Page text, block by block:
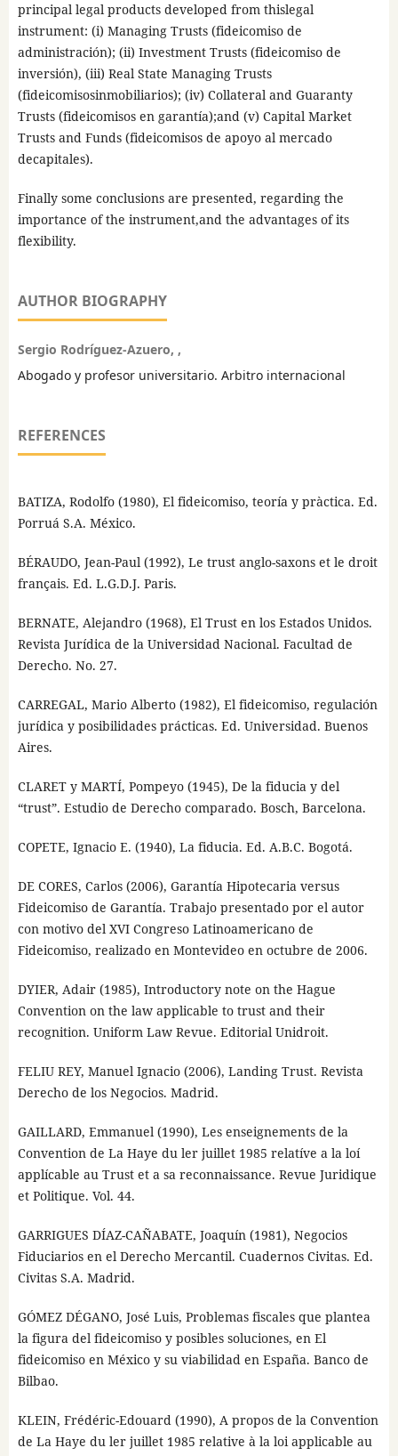
principal legal products developed from thislegal
instrument: (i) Managing Trusts (fideicomiso de
administración); (ii) Investment Trusts (fideicomiso de
inversión), (iii) Real State Managing Trusts
(fideicomisosinmobiliarios); (iv) Collateral and Guaranty
Trusts (fideicomisos en garantía);and (v) Capital Market
Trusts and Funds (fideicomisos de apoyo al mercado
decapitales).
Finally some conclusions are presented, regarding the
importance of the instrument,and the advantages of its
flexibility.
AUTHOR BIOGRAPHY
Sergio Rodríguez-Azuero, ,
Abogado y profesor universitario. Arbitro internacional
REFERENCES
BATIZA, Rodolfo (1980), El fideicomiso, teoría y pràctica. Ed.
Porruá S.A. México.
BÉRAUDO, Jean-Paul (1992), Le trust anglo-saxons et le droit
français. Ed. L.G.D.J. Paris.
BERNATE, Alejandro (1968), El Trust en los Estados Unidos.
Revista Jurídica de la Universidad Nacional. Facultad de
Derecho. No. 27.
CARREGAL, Mario Alberto (1982), El fideicomiso, regulación
jurídica y posibilidades prácticas. Ed. Universidad. Buenos
Aires.
CLARET y MARTÍ, Pompeyo (1945), De la fiducia y del
“trust”. Estudio de Derecho comparado. Bosch, Barcelona.
COPETE, Ignacio E. (1940), La fiducia. Ed. A.B.C. Bogotá.
DE CORES, Carlos (2006), Garantía Hipotecaria versus
Fideicomiso de Garantía. Trabajo presentado por el autor
con motivo del XVI Congreso Latinoamericano de
Fideicomiso, realizado en Montevideo en octubre de 2006.
DYIER, Adair (1985), Introductory note on the Hague
Convention on the law applicable to trust and their
recognition. Uniform Law Revue. Editorial Unidroit.
FELIU REY, Manuel Ignacio (2006), Landing Trust. Revista
Derecho de los Negocios. Madrid.
GAILLARD, Emmanuel (1990), Les enseignements de la
Convention de La Haye du ler juillet 1985 relatíve a la loí
applícable au Trust et a sa reconnaissance. Revue Juridique
et Politique. Vol. 44.
GARRIGUES DÍAZ-CAÑABATE, Joaquín (1981), Negocios
Fiduciarios en el Derecho Mercantil. Cuadernos Civitas. Ed.
Civitas S.A. Madrid.
GÓMEZ DÉGANO, José Luis, Problemas fiscales que plantea
la figura del fideicomiso y posibles soluciones, en El
fideicomiso en México y su viabilidad en España. Banco de
Bilbao.
KLEIN, Frédéric-Edouard (1990), A propos de la Convention
de La Haye du ler juillet 1985 relative à la loi applicable au